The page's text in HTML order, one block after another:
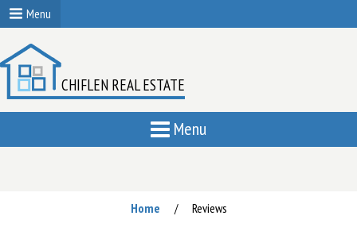
Menu
CHIFLEN REAL ESTATE
Menu
Home / Reviews